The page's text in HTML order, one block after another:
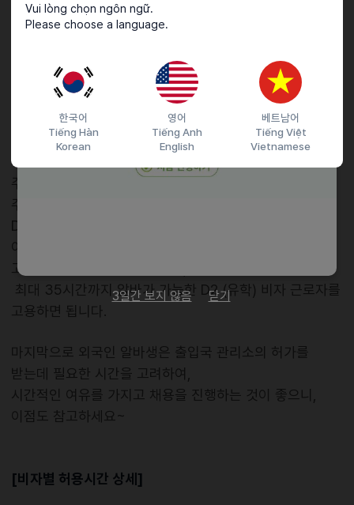
Vui lòng chọn ngôn ngữ.
Please choose a language.
한국어
Tiếng Hàn
Korean
영어
Tiếng Anh
English
베트남어
Tiếng Việt
Vietnamese
근로계약서 까지 작성했는데, 근로 허가를 받지 못하게
되면 곤란한 경우가 생길 수 있으니,
경우 다른 지원자를 찾아보셔야 합니다.
* H-1 (워킹홀리데이), F (동포,이민 등) 비자 일부는 사전
허가 없이
자유롭게 아르바이트가 가능합니다.
주 30시간을 일할 근로자가 필요하다면, 최대 허용 시간
주 24시간 이하인
D4 (연수) 비자 외국인 알바생 채용이 불가능합니다.
이런 경우 이때는 D4 비자 외국인 알바 생을 2명을
고용해서 근로시간을 나누거나,
최대 35시간까지 알바가 가능한 D2 (유학) 비자 근로자를
고용하면 됩니다.
마지막으로 외국인 알바생은 출입국 관리소의 허가를
받는데 필요한 시간을 고려하여,
시간적인 여유를 가지고 채용을 진행하는 것이 좋으니,
이점도 참고하세요~
[비자별 허용시간 상세]
3일간 보지 않음 닫기